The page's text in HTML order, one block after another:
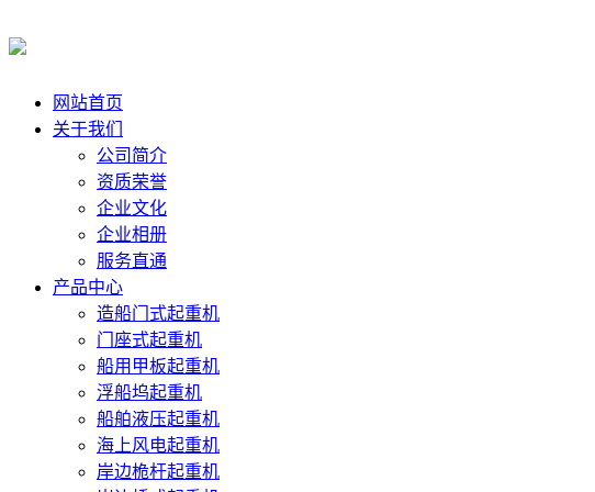
网站首页
关于我们
公司简介
资质荣誉
企业文化
企业相册
服务直通
产品中心
造船门式起重机
门座式起重机
船用甲板起重机
浮船坞起重机
船舶液压起重机
海上风电起重机
岸边桅杆起重机